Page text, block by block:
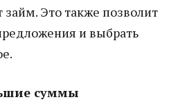
займ. Это также позволит
и выбрать
суммы